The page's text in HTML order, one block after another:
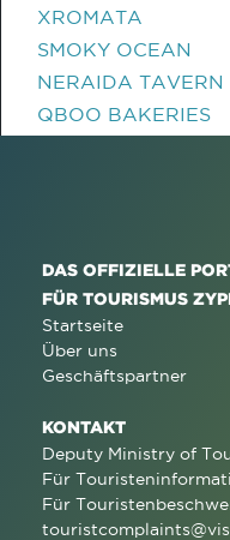
XROMATA
SMOKY OCEAN
NERAIDA
QBOO BAKERIES
DAS OFFIZIELLE
FÜR TOURISMUS
Startseite
Über uns
Geschäftspartner
KONTAKT
Deputy Ministry of
Für
Für